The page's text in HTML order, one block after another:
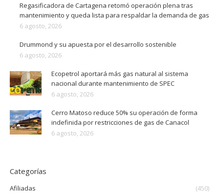
Regasificadora de Cartagena retomó operación plena tras
mantenimiento y queda lista para respaldar la demanda de gas
6 agosto, 2026
Drummond y su apuesta por el desarrollo sostenible
6 agosto, 2026
Ecopetrol aportará más gas natural al sistema
nacional durante mantenimiento de SPEC
6 agosto, 2026
Cerro Matoso reduce 50% su operación de forma
indefinida por restricciones de gas de Canacol
6 agosto, 2026
Categorías
Afiliadas
(450)